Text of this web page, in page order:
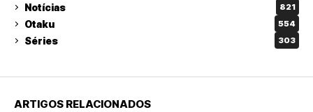
Notícias 821
Otaku 554
Séries 303
ARTIGOS RELACIONADOS